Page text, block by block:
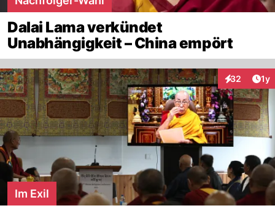
Dalai Lama verkündet
Unabhängigkeit – China empört
32 1y
Im Exil